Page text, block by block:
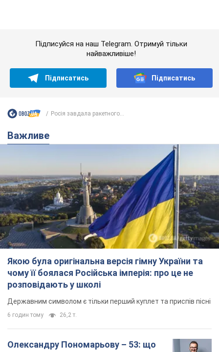
чому її боялася Російська імперія: про це не
Державним символом є тільки перший куплет та приспів пісні
6 годин тому 26,2 т.
Олександру Пономарьову – 53: що
відомо про трьох дітей секс-
символа 90-х та який вигляд вони
мають
За розвитком кар'єри артист не забував про
особисте щастя
11 годин тому 9,3 т.
У ПриватБанку розповіли, чи дійсні
долари 1996 року: чи приймають
приймають старі долари